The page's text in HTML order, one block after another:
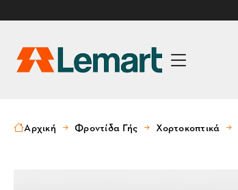
Αρχική Φροντίδα Γής Χορτοκοπτικά